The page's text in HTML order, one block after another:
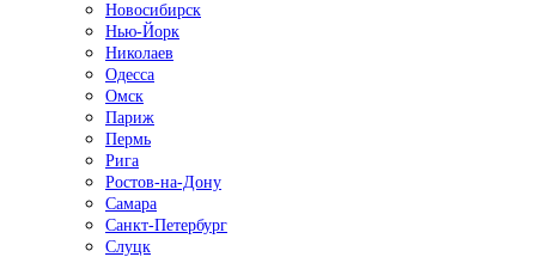
Новосибирск
Нью-Йорк
Николаев
Одесса
Омск
Париж
Пермь
Рига
Ростов-на-Дону
Самара
Санкт-Петербург
Слуцк